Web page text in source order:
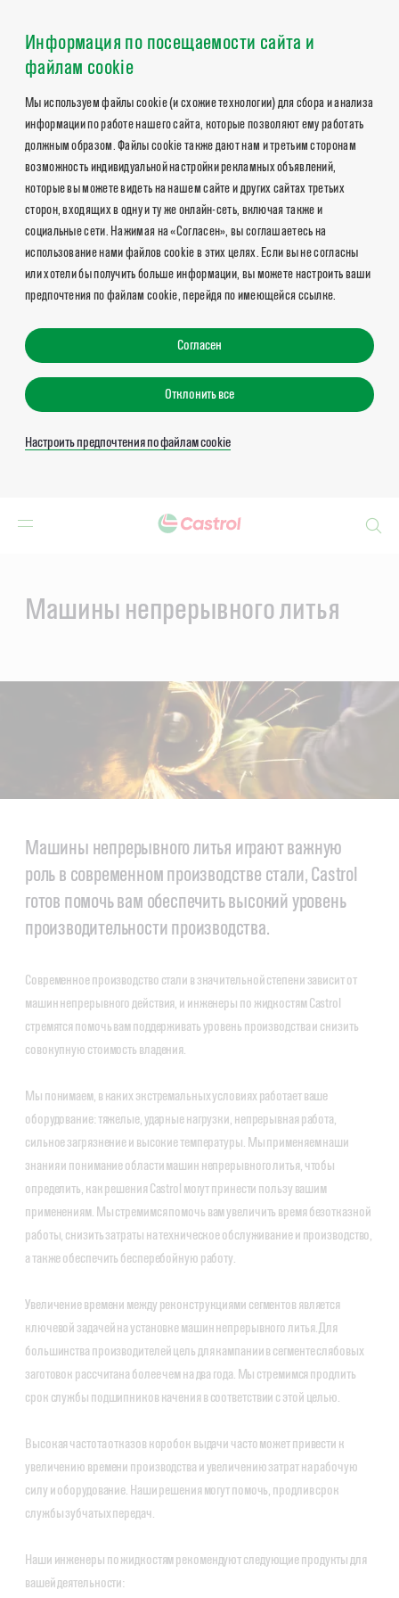
Информация по посещаемости сайта и
файлам cookie
Мы используем файлы cookie (и схожие технологии) для сбора и анализа
информации по работе нашего сайта, которые позволяют ему работать
должным образом. Файлы cookie также дают нам и третьим сторонам
возможность индивидуальной настройки рекламных объявлений,
которые вы можете видеть на нашем сайте и других сайтах третьих
сторон, входящих в одну и ту же онлайн-сеть, включая также и
социальные сети. Нажимая на «Согласен», вы соглашаетесь на
использование нами файлов cookie в этих целях. Если вы не согласны
или хотели бы получить больше информации, вы можете настроить ваши
предпочтения по файлам cookie, перейдя по имеющейся ссылке.
Согласен
Отклонить все
Настроить предпочтения по файлам cookie
Машины непрерывного литья
Машины непрерывного литья играют важную
роль в современном производстве стали, Castrol
готов помочь вам обеспечить высокий уровень
производительности производства.
Современное производство стали в значительной степени зависит от
машин непрерывного действия, и инженеры по жидкостям Castrol
стремятся помочь вам поддерживать уровень производства и снизить
совокупную стоимость владения.
Мы понимаем, в каких экстремальных условиях работает ваше
оборудование: тяжелые, ударные нагрузки, непрерывная работа,
сильное загрязнение и высокие температуры. Мы применяем наши
знания и понимание области машин непрерывного литья, чтобы
определить, как решения Castrol могут принести пользу вашим
применениям. Мы стремимся помочь вам увеличить время безотказной
работы, снизить затраты на техническое обслуживание и производство,
а также обеспечить бесперебойную работу.
Увеличение времени между реконструкциями сегментов является
ключевой задачей на установке машин непрерывного литья. Для
большинства производителей цель для кампании в сегменте слябовых
заготовок рассчитана более чем на два года. Мы стремимся продлить
срок службы подшипников качения в соответствии с этой целью.
Высокая частота отказов коробок выдачи часто может привести к
увеличению времени производства и увеличению затрат на рабочую
силу и оборудование. Наши решения могут помочь, продлив срок
службы зубчатых передач.
Наши инженеры по жидкостям рекомендуют следующие продукты для
вашей деятельности: